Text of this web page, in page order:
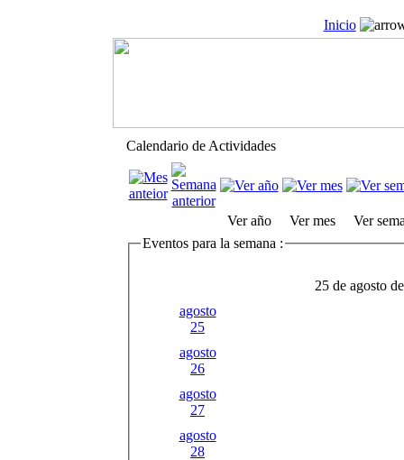
Inicio
Calendario de Actividades
Ver año Ver mes
Ver
Eventos para la semana :
25 de agosto
agosto
25
agosto
26
agosto
27
agosto
28